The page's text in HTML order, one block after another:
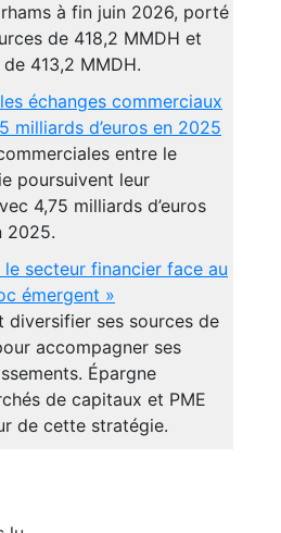
à fin juin 2026, porté
de 418,2 MMDH et
413,2 MMDH.
échanges commerciaux
milliards d’euros en 2025
entre le
poursuivent leur
4,75 milliards d’euros
2025.
le secteur financier face au
émergent »
diversifier ses sources de
accompagner ses
Épargne
de capitaux et PME
de cette stratégie.